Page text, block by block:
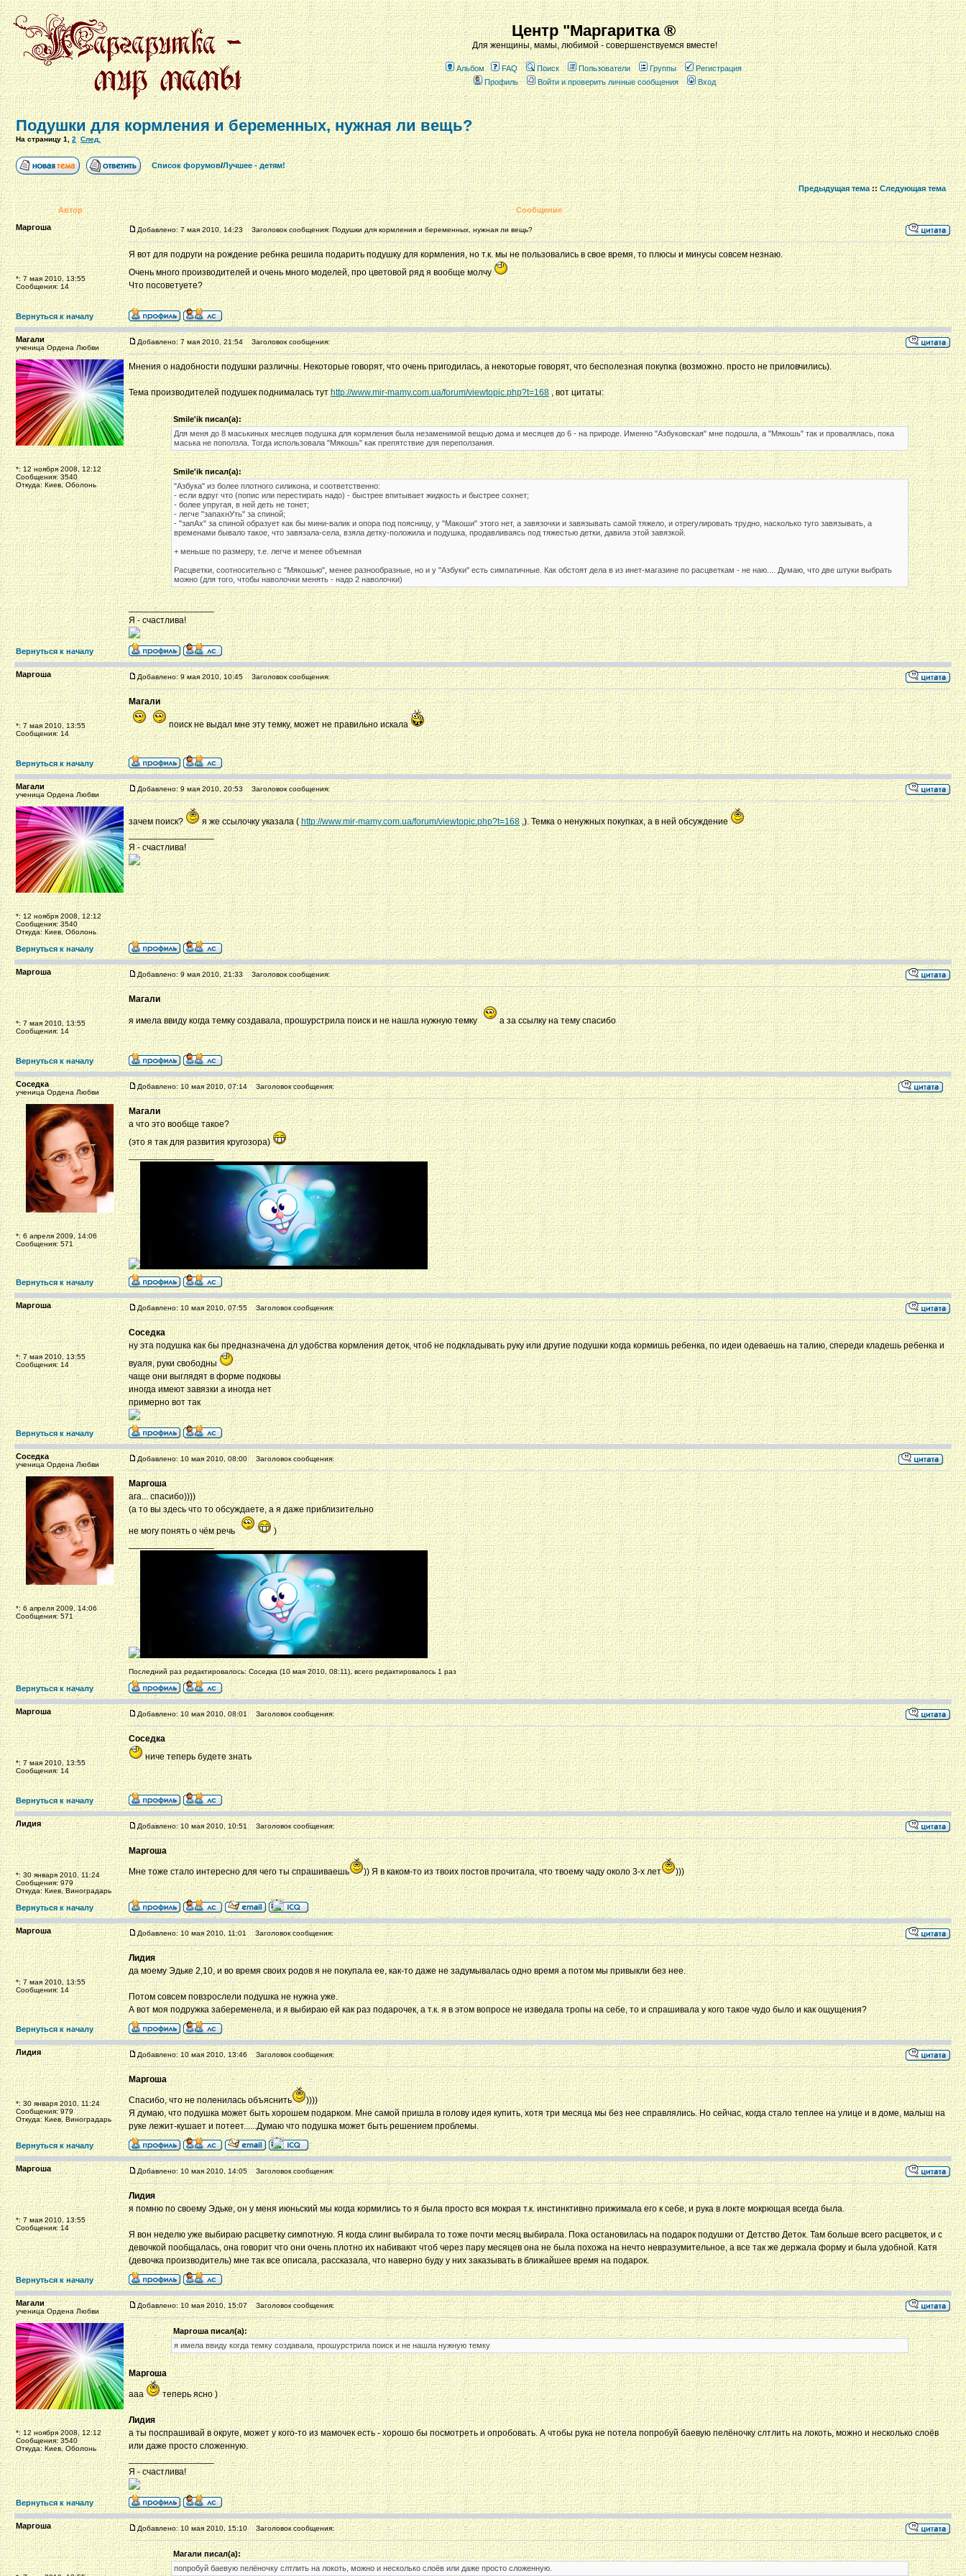
Центр "Маргаритка ®
Для женщины, мамы, любимой - совершенствуемся вместе!
Альбом FAQ Поиск Пользователи Группы
Регистрация
Профиль
Войти и проверить личные сообщения Вход
Подушки для кормления и беременных, нужная ли вещь?
На страницу1,2 След.
Список форумов/Лучшее - детям!
Предыдущая тема::Следующая тема
Автор
Сообщение
Маргоша
*: 7 мая 2010, 13:55
Сообщения: 14
Добавлено: 7 мая 2010, 14:23 Заголовок сообщения: Подушки для кормления и беременных, нужная ли вещь?
Я вот для подруги на рождение ребнка решила подарить подушку для кормления, но т.к. мы не пользовались в свое время, то плюсы и минусы совсем незнаю.
Очень много производителей и очень много моделей, про цветовой ряд я вообще молчу
Что посоветуете?
Вернуться к началу
Магали
ученица Ордена Любви
*: 12 ноября 2008, 12:12
Сообщения: 3540
Откуда: Киев, Оболонь
Добавлено: 7 мая 2010, 21:54 Заголовок сообщения:
Мнения о надобности подушки различны. Некоторые говорят, что очень пригодилась, а некоторые говорят, что бесполезная покупка (возможно. просто не приловчились).
Тема производителей подушек поднималась тутhttp://www.mir-mamy.com.ua/forum/viewtopic.php?t=168, вот цитаты:
Smile'ik писал(а):
Для меня до 8 маськиных месяцев подушка для кормления была незаменимой вещью дома и месяцев до 6 - на природе. Именно "Азбуковская" мне подошла, а "Мякошь" так и провалялась, пока
маська не поползла. Тогда использовала "Мякошь" как препятствие для переползания.
Smile'ik писал(а):
"Азбука" из более плотного силикона, и соответственно:
- если вдруг что (попис или перестирать надо) - быстрее впитывает жидкость и быстрее сохнет;
- более упругая, в ней деть не тонет;
- легче "запахнУть" за спиной;
- "запАх" за спиной образует как бы мини-валик и опора под поясницу, у "Макоши" этого нет, а завязочки и завязывать самой тяжело, и отрегулировать трудно, насколько туго завязывать, а
временами бывало такое, что завязала-села, взяла детку-положила и подушка, продавливаясь под тяжестью детки, давила этой завязкой.
+ меньше по размеру, т.е. легче и менее объемная
Расцветки, соотносительно с "Мякошью", менее разнообразные, но и у "Азбуки" есть симпатичные. Как обстоят дела в из инет-магазине по расцветкам - не наю.... Думаю, что две штуки выбрать
можно (для того, чтобы наволочки менять - надо 2 наволочки)
_________________
Я - счастлива!
Вернуться к началу
Маргоша
*: 7 мая 2010, 13:55
Сообщения: 14
Добавлено: 9 мая 2010, 10:45 Заголовок сообщения:
Магали
поиск не выдал мне эту темку, может не правильно искала
Вернуться к началу
Магали
ученица Ордена Любви
*: 12 ноября 2008, 12:12
Сообщения: 3540
Откуда: Киев, Оболонь
Добавлено: 9 мая 2010, 20:53 Заголовок сообщения:
зачем поиск? я же ссылочку указала (http://www.mir-mamy.com.ua/forum/viewtopic.php?t=168,). Темка о ненужных покупках, а в ней обсуждение
_________________
Я - счастлива!
Вернуться к началу
Маргоша
*: 7 мая 2010, 13:55
Сообщения: 14
Добавлено: 9 мая 2010, 21:33 Заголовок сообщения:
Магали
я имела ввиду когда темку создавала, прошурстрила поиск и не нашла нужную темку а за ссылку на тему спасибо
Вернуться к началу
Соседка
ученица Ордена Любви
*: 6 апреля 2009, 14:06
Сообщения: 571
Добавлено: 10 мая 2010, 07:14 Заголовок сообщения:
Магали
а что это вообще такое?
(это я так для развития кругозора)
_________________
Вернуться к началу
Маргоша
*: 7 мая 2010, 13:55
Сообщения: 14
Добавлено: 10 мая 2010, 07:55 Заголовок сообщения:
Соседка
ну эта подушка как бы предназначена дл удобства кормления деток, чтоб не подкладывать руку или другие подушки когда кормишь ребенка, по идеи одеваешь на талию, спереди кладешь ребенка и
вуаля, руки свободны
чаще они выглядят в форме подковы
иногда имеют завязки а иногда нет
примерно вот так
Вернуться к началу
Соседка
ученица Ордена Любви
*: 6 апреля 2009, 14:06
Сообщения: 571
Добавлено: 10 мая 2010, 08:00 Заголовок сообщения:
Маргоша
ага... спасибо))))
(а то вы здесь что то обсуждаете, а я даже приблизительно
не могу понять о чём речь
)
_________________
Последний раз редактировалось: Соседка (10 мая 2010, 08:11), всего редактировалось 1 раз
Вернуться к началу
Маргоша
*: 7 мая 2010, 13:55
Сообщения: 14
Добавлено: 10 мая 2010, 08:01 Заголовок сообщения:
Соседка
ниче теперь будете знать
Вернуться к началу
Лидия
*: 30 января 2010, 11:24
Сообщения: 979
Откуда: Киев, Виноградарь
Добавлено: 10 мая 2010, 10:51 Заголовок сообщения:
Маргоша
Мне тоже стало интересно для чего ты спрашиваешь )) Я в каком-то из твоих постов прочитала, что твоему чаду около 3-х лет )))
Вернуться к началу
Маргоша
*: 7 мая 2010, 13:55
Сообщения: 14
Добавлено: 10 мая 2010, 11:01 Заголовок сообщения:
Лидия
да моему Эдьке 2,10, и во время своих родов я не покупала ее, как-то даже не задумывалась одно время а потом мы привыкли без нее.
Потом совсем повзрослели подушка не нужна уже.
А вот моя подружка забеременела, и я выбираю ей как раз подарочек, а т.к. я в этом вопросе не изведала тропы на себе, то и спрашивала у кого такое чудо было и как ощущения?
Вернуться к началу
Лидия
*: 30 января 2010, 11:24
Сообщения: 979
Откуда: Киев, Виноградарь
Добавлено: 10 мая 2010, 13:46 Заголовок сообщения:
Маргоша
Спасибо, что не поленилась объяснить
))))
Я думаю, что подушка может быть хорошем подарком. Мне самой пришла в голову идея купить, хотя три месяца мы без нее справлялись. Но сейчас, когда стало теплее на улице и в доме, малыш на
руке лежит-кушает и потеет......Думаю что подушка может быть решением проблемы.
Вернуться к началу
Маргоша
*: 7 мая 2010, 13:55
Сообщения: 14
Добавлено: 10 мая 2010, 14:05 Заголовок сообщения:
Лидия
я помню по своему Эдьке, он у меня июньский мы когда кормились то я была просто вся мокрая т.к. инстинктивно прижимала его к себе, и рука в локте мокрющая всегда была.
Я вон неделю уже выбираю расцветку симпотную. Я когда слинг выбирала то тоже почти месяц выбирала. Пока остановилась на подарок подушки от Детство Деток. Там больше всего расцветок, и с
девочкой пообщалась, она говорит что они очень плотно их набивают чтоб через пару месяцев она не была похожа на нечто невразумительное, а все так же держала форму и была удобной. Катя
(девочка производитель) мне так все описала, рассказала, что наверно буду у них заказывать в ближайшее время на подарок.
Вернуться к началу
Магали
ученица Ордена Любви
*: 12 ноября 2008, 12:12
Сообщения: 3540
Откуда: Киев, Оболонь
Добавлено: 10 мая 2010, 15:07 Заголовок сообщения:
Маргоша писал(а):
я имела ввиду когда темку создавала, прошурстрила поиск и не нашла нужную темку
Маргоша
ааа теперь ясно )
Лидия
а ты поспрашивай в округе, может у кого-то из мамочек есть - хорошо бы посмотреть и опробовать. А чтобы рука не потела попробуй баевую пелёночку слтлить на локоть, можно и несколько слоёв
или даже просто сложенную.
_________________
Я - счастлива!
Вернуться к началу
Маргоша Добавлено: 10 мая 2010, 15:10 Заголовок сообщения:
Магали писал(а):
попробуй баевую пелёночку слтлить на локоть, можно и несколько слоёв или даже просто сложенную.